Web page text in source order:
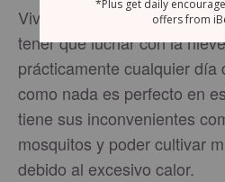
Vivir en la Florida tiene sus
tener que luchar con la
prácticamente cualquier día
como nada es perfecto en
tiene sus inconvenientes
mosquitos y poder cultivar
debido al excesivo calor.